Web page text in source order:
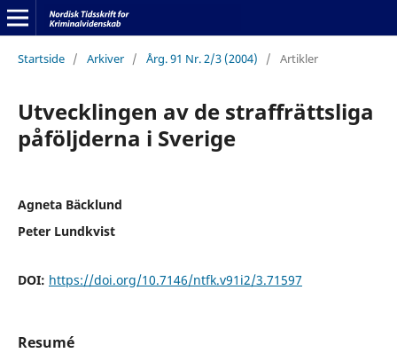
Startside / Arkiver / Årg. 91 Nr. 2/3 (2004) / Artikler
Utvecklingen av de straffrättsliga
påföljderna i Sverige
Agneta Bäcklund
Peter Lundkvist
DOI: https://doi.org/10.7146/ntfk.v91i2/3.71597
Resumé